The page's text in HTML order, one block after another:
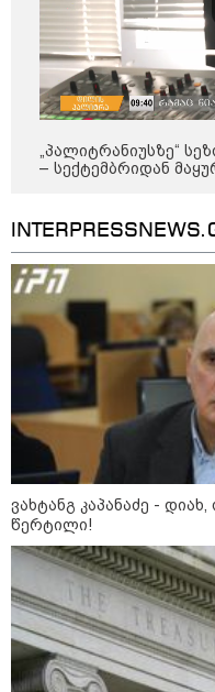
პოლიტიკა
„პალიტრანიუსზე“
– სექტემბრიდან
ვახტანგ კაპანაძე -
წერტილი!